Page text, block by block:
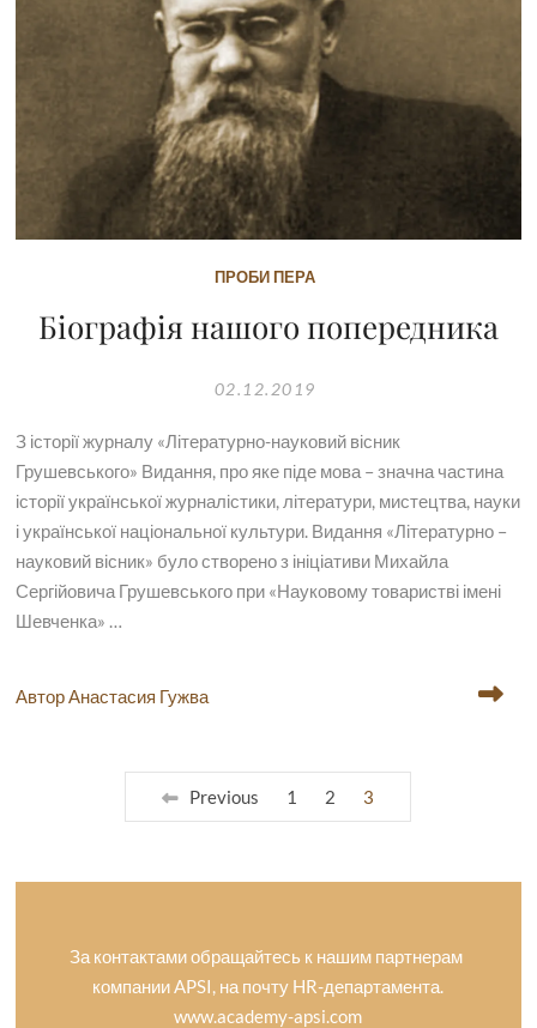
ПРОБИ ПЕРА
Біографія нашого попередника
02.12.2019
З історії журналу «Літературно-науковий вісник
Грушевського» Видання, про яке піде мова – значна частина
історії української журналістики, літератури, мистецтва, науки
і української національної культури. Видання «Літературно –
науковий вісник» було створено з ініціативи Михайла
Сергійовича Грушевського при «Науковому товаристві імені
Шевченка» …
Автор Анастасия Гужва
Previous 1 2 3
За контактами обращайтесь к нашим партнерам
компании APSI, на почту HR-департамента.
www.academy-apsi.com